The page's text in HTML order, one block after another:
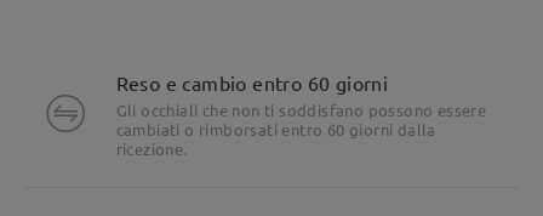
Reso e cambio entro 60 giorni
Gli occhiali che non ti soddisfano possono essere
cambiati o rimborsati entro 60 giorni dalla
ricezione.